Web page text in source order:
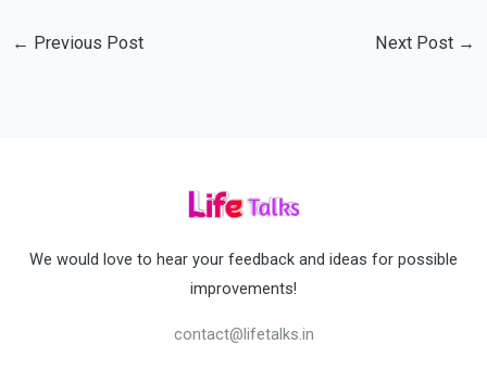
← Previous Post Next Post →
We would love to hear your feedback and ideas for possible
improvements!
contact@lifetalks.in